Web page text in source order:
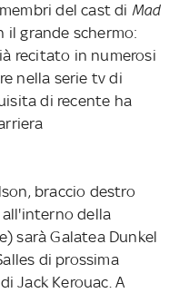
del cast di Mad
grande schermo:
recitato in numerosi
nella serie tv di
di recente ha
braccio destro
all'interno della
sarà Galatea Dunkel
di prossima
Jack Kerouac. A